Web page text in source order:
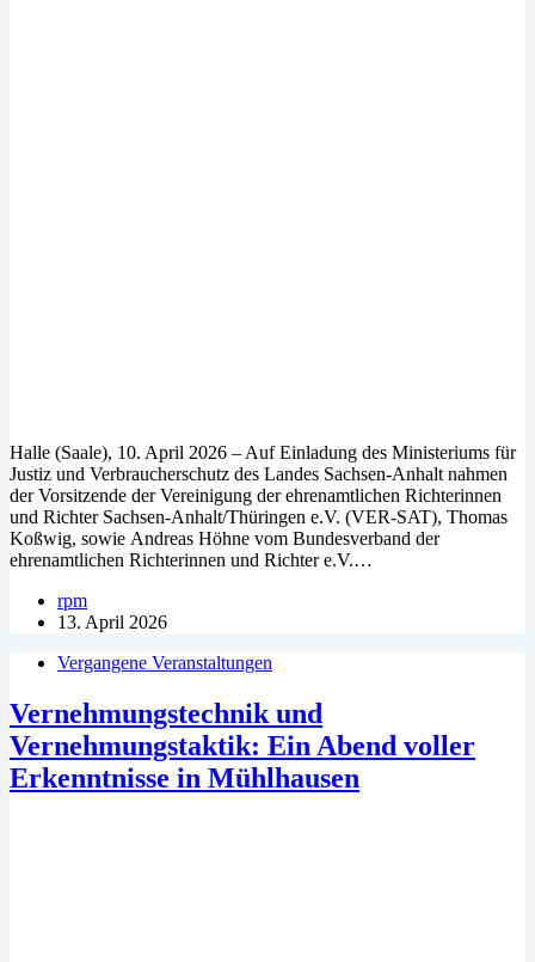
Halle (Saale), 10. April 2026 – Auf Einladung des Ministeriums für
Justiz und Verbraucherschutz des Landes Sachsen-Anhalt nahmen
der Vorsitzende der Vereinigung der ehrenamtlichen Richterinnen
und Richter Sachsen-Anhalt/Thüringen e.V. (VER-SAT), Thomas
Koßwig, sowie Andreas Höhne vom Bundesverband der
ehrenamtlichen Richterinnen und Richter e.V.…
rpm
13. April 2026
Vergangene Veranstaltungen
Vernehmungstechnik und
Vernehmungstaktik: Ein Abend voller
Erkenntnisse in Mühlhausen